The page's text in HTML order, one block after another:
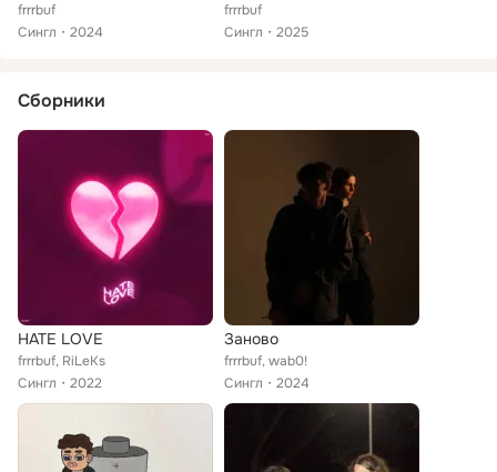
frrrbuf
Сингл
2024
frrrbuf
Сингл
2025
Сборники
HATE LOVE
frrrbuf, RiLeKs
Сингл
2022
Заново
frrrbuf, wab0!
Сингл
2024